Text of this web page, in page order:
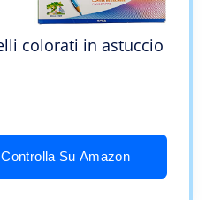
colorati in astuccio
Controlla Su Amazon